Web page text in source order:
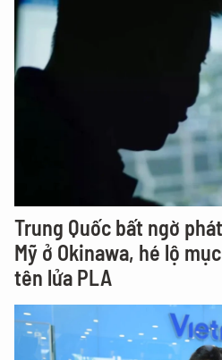
Trung Quốc bất ngờ
Mỹ ở Okinawa, hé lộ
tên lửa PLA